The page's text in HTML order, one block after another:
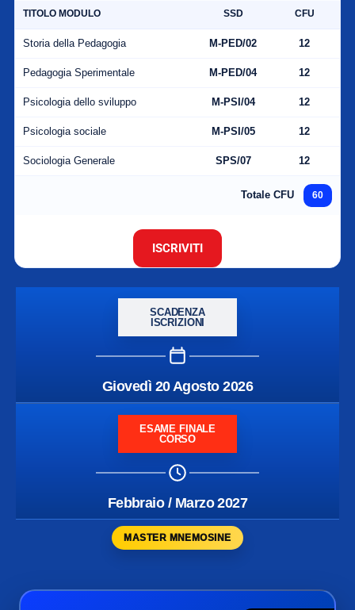
TITOLO MODULO SSD CFU
Storia della Pedagogia M-PED/02 12
Pedagogia Sperimentale M-PED/04 12
Psicologia dello sviluppo M-PSI/04 12
Psicologia sociale M-PSI/05 12
Sociologia Generale SPS/07 12
Totale CFU 60
ISCRIVITI
SCADENZA
ISCRIZIONI
Giovedì 20 Agosto 2026
ESAME FINALE
CORSO
Febbraio / Marzo 2027
MASTER MNEMOSINE